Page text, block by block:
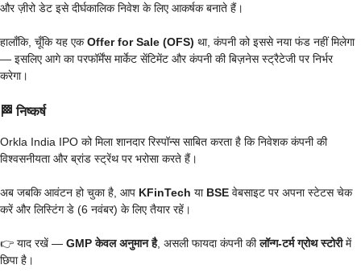
और ज़ीरो डेट इसे दीर्घकालिक निवेश के लिए आकर्षक बनाते हैं।
हालाँकि, चूँकि यह एकOffer for Sale (OFS) था, कंपनी को इससे नया फंड नहीं मिलेगा
— इसलिए आगे का परफॉर्मेंस मार्केट सेंटिमेंट और कंपनी की बिज़नेस स्ट्रैटेजी पर निर्भर
करेगा।
🏁निष्कर्ष
Orkla India IPO को मिला शानदार रिस्पॉन्स साबित करता है कि निवेशक कंपनी की
विश्वसनीयता और ब्रांड स्ट्रेंथ पर भरोसा करते हैं।
अब जबकि आवंटन हो चुका है, आप KFinTech या BSE वेबसाइट पर अपना स्टेटस चेक
करें और लिस्टिंग डे (6 नवंबर) के लिए तैयार रहें।
👉 याद रखें — GMP केवल अनुमान है, असली फायदा कंपनी कीलॉन्ग-टर्म ग्रोथ स्टोरीमें
छिपा है।